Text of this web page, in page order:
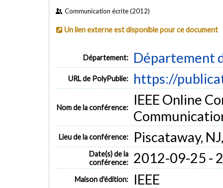
Communication écrite (2012)
Un lien externe est disponible pour ce document
Département: Département
URL de PolyPublie: https://
Nom de la conférence:
IEEE Online
Lieu de la conférence: Piscataway,
Date(s) de la
conférence:
2012-09-25 -
Maison d'édition: IEEE